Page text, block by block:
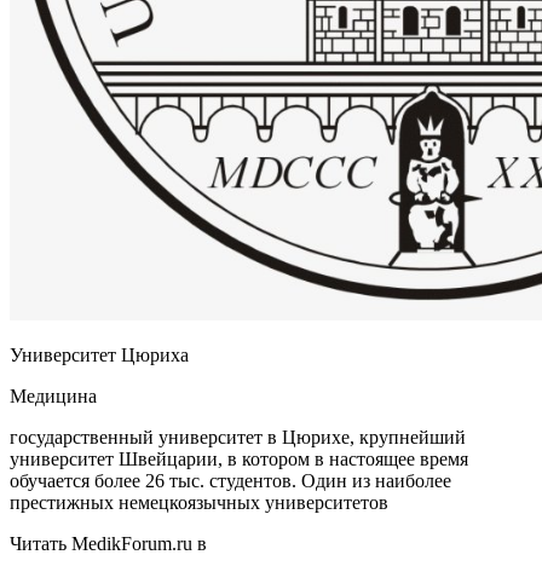
Университет Цюриха
Медицина
государственный университет в Цюрихе, крупнейший
университет Швейцарии, в котором в настоящее время
обучается более 26 тыс. студентов. Один из наиболее
престижных немецкоязычных университетов
Читать MedikForum.ru в